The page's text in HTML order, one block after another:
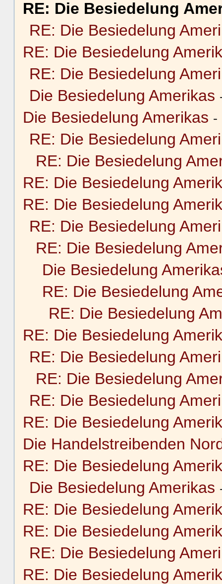
RE: Die Besiedelung
RE: Die Besiedelung
RE: Die Besiedelung
RE: Die Besiedelung
Die Besiedelung Amerikas
Die Besiedelung Amerikas -
RE: Die Besiedelung
RE: Die Besiedelung
RE: Die Besiedelung
RE: Die Besiedelung
RE: Die Besiedelung
RE: Die Besiedelung
Die Besiedelung
RE: Die Besiedelung
RE: Die Besiedelung
RE: Die Besiedelung
RE: Die Besiedelung
RE: Die Besiedelung
RE: Die Besiedelung
RE: Die Besiedelung
Die Handelstreibenden
RE: Die Besiedelung
Die Besiedelung Amerikas
RE: Die Besiedelung
RE: Die Besiedelung
RE: Die Besiedelung
RE: Die Besiedelung